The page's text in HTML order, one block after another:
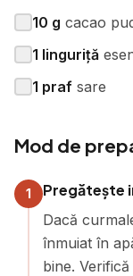
10 g cacao
1 linguriță
1 praf sare
Mod de
1 Pregătește
Dacă
înmuiat în
bine.